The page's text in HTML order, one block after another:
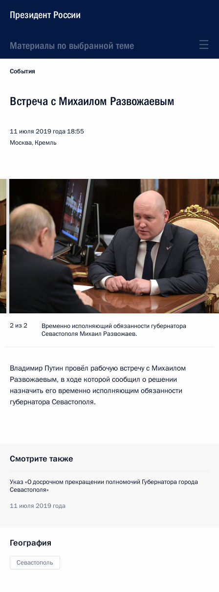
Президент России
Материалы по выбранной теме
События
Встреча с Михаилом Развожаевым
11 июля 2019 года 18:55
Москва, Кремль
2 из 2
Временно исполняющий обязанности губернатора
Севастополя Михаил Развожаев.
Владимир Путин провёл рабочую встречу с Михаилом
Развожаевым, в ходе которой сообщил о решении
назначить его временно исполняющим обязанности
губернатора Севастополя.
Смотрите также
Указ «О досрочном прекращении полномочий Губернатора города
Севастополя»
11 июля 2019 года
География
Севастополь